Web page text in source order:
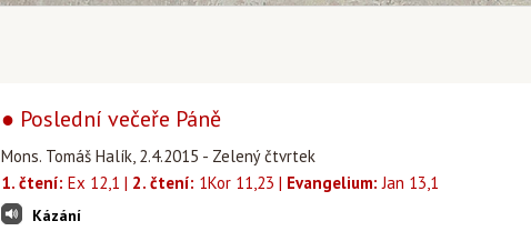
● Poslední večeře Páně
Mons. Tomáš Halík, 2.4.2015 - Zelený čtvrtek
1. čtení: Ex 12,1 | 2. čtení: 1Kor 11,23 | Evangelium: Jan 13,1
Kázání